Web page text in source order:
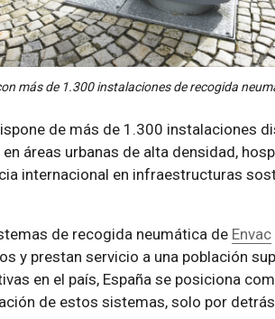
más de 1.300 instalaciones de recogida
de más de 1.300 instalaciones
áreas urbanas de alta densidad,
internacional en infraestructuras
de recogida neumática de Envac
y prestan servicio a una población
en el país, España se posiciona
de estos sistemas, solo por